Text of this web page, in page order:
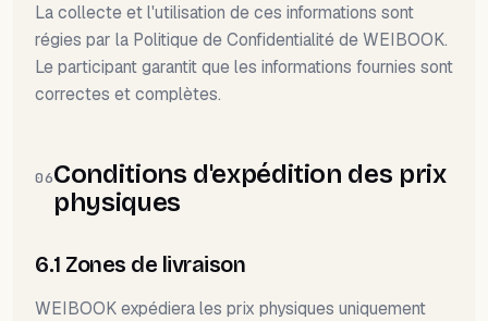
La collecte et l'utilisation de ces informations sont
régies par la Politique de Confidentialité de WEIBOOK.
Le participant garantit que les informations fournies sont
correctes et complètes.
06Conditions d'expédition des prix
physiques
6.1 Zones de livraison
WEIBOOK expédiera les prix physiques uniquement